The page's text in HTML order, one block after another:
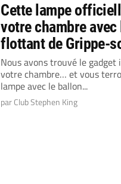
Cette lampe
votre chambre
flottant de Grippe-
Nous avons trouvé le
votre chambre… et vous
lampe avec le ballon...
par Club Stephen King